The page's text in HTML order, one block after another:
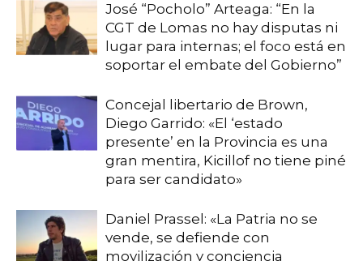
José “Pocholo” Arteaga: “En la
CGT de Lomas no hay disputas ni
lugar para internas; el foco está en
soportar el embate del Gobierno”
Concejal libertario de Brown,
Diego Garrido: «El ‘estado
presente’ en la Provincia es una
gran mentira, Kicillof no tiene piné
para ser candidato»
Daniel Prassel: «La Patria no se
vende, se defiende con
movilización y conciencia